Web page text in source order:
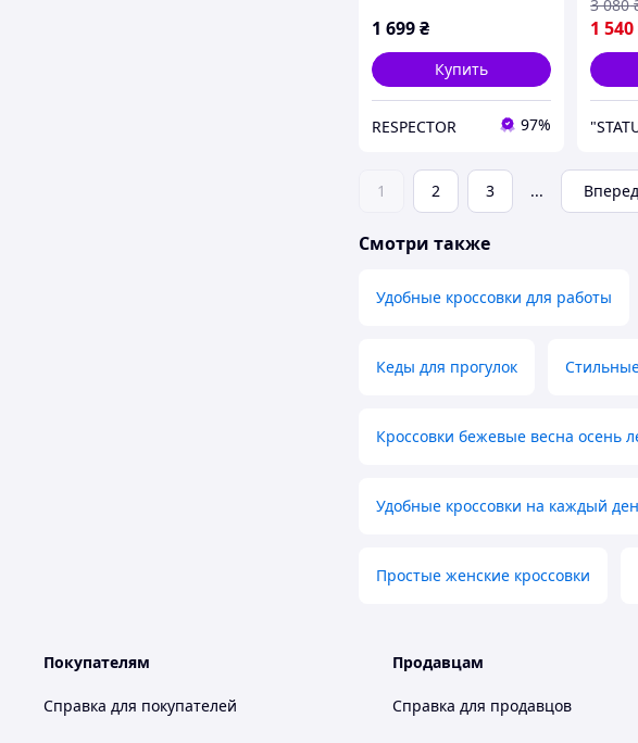
1 699₴
Купить
RESPECTOR 97%
1 540
3 080
1 2 3 ... Вперед
Смотри также
Удобные кроссовки для работы
Кеды для прогулок
Кроссовки бежевые весна осень
Удобные кроссовки на каждый
Простые женские кроссовки
Покупателям
Справка для покупателей
Продавцам
Справка для продавцов